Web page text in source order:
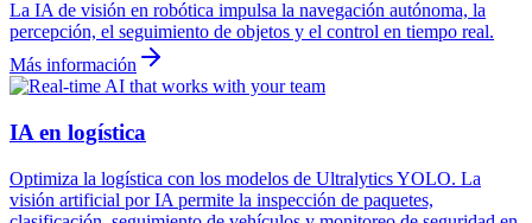
La IA de visión en robótica impulsa la navegación autónoma, la
percepción, el seguimiento de objetos y el control en tiempo real.
Más información
IA en logística
Optimiza la logística con los modelos de Ultralytics YOLO. La
visión artificial por IA permite la inspección de paquetes,